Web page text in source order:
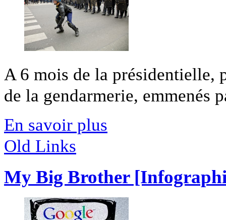
A 6 mois de la présidentielle,
de la gendarmerie, emmenés
En savoir plus
Old Links
My Big Brother